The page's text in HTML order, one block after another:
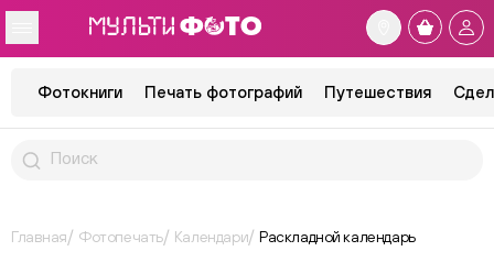
Фотокниги Печать фотографий Путешествия
Главная Фотопечать Календари Раскладной календарь